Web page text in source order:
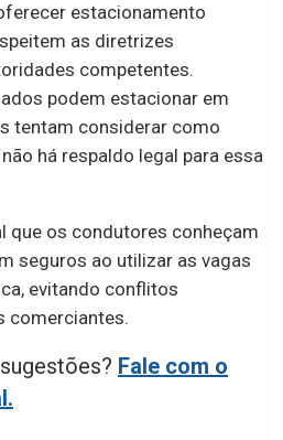
estacionamento
as diretrizes
competentes.
podem estacionar em
tentam considerar como
há respaldo legal para essa
que os condutores conheçam
seguros ao utilizar as vagas
evitando conflitos
comerciantes.
Fale com o